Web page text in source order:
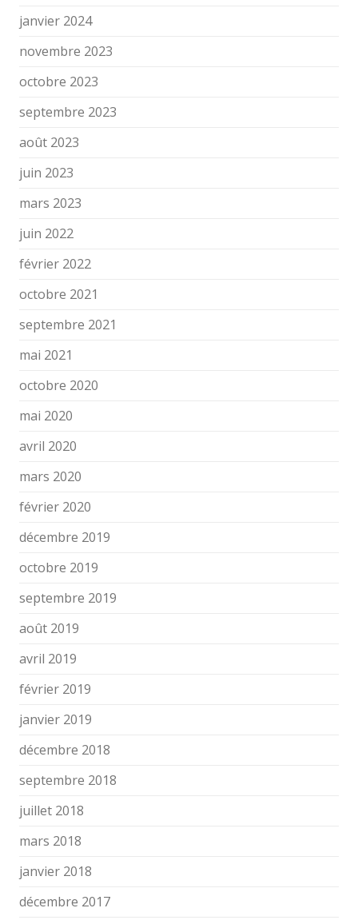
janvier 2024
novembre 2023
octobre 2023
septembre 2023
août 2023
juin 2023
mars 2023
juin 2022
février 2022
octobre 2021
septembre 2021
mai 2021
octobre 2020
mai 2020
avril 2020
mars 2020
février 2020
décembre 2019
octobre 2019
septembre 2019
août 2019
avril 2019
février 2019
janvier 2019
décembre 2018
septembre 2018
juillet 2018
mars 2018
janvier 2018
décembre 2017